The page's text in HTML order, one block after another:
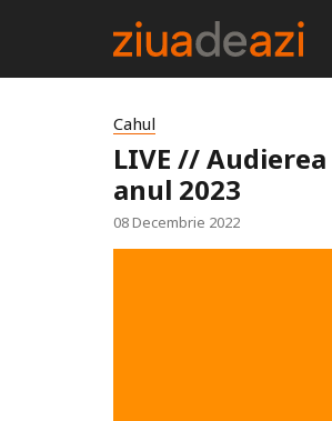
Cahul
LIVE //
anul 2023
08 Decembrie 2022